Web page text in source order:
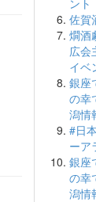
ント
佐賀
燗酒
広会
イベ
銀座
の幸
潟情
#日
ーア
銀座
の幸
潟情